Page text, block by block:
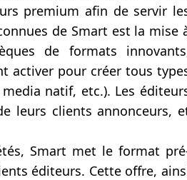
premium afin de servir
de Smart est la mise
de formats
activer pour créer tous
natif, etc.). Les
leurs clients annonceurs,
Smart met le format
éditeurs. Cette offre,